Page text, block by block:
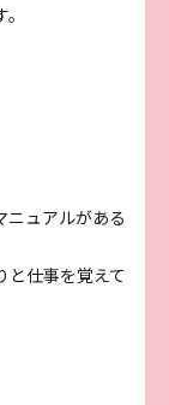
ニュアルがある
と仕事を覚えて